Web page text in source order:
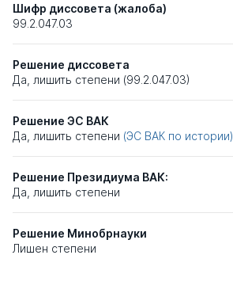
Шифр диссовета (жалоба)
99.2.047.03
Решение диссовета
Да, лишить степени (99.2.047.03)
Решение ЭС ВАК
Да, лишить степени (ЭС ВАК по истории)
Решение Президиума ВАК:
Да, лишить степени
Решение Минобрнауки
Лишен степени